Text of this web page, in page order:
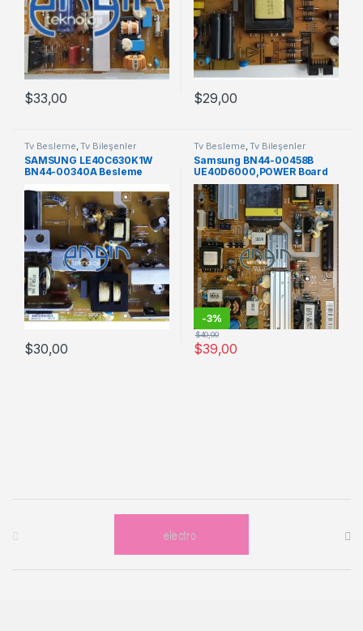
$33,00 $29,00
Tv Besleme ,Tv Bileşenler
SAMSUNG LE40C630K1W
BN44-00340A Besleme
$30,00
Tv Besleme ,Tv Bileşenler
Samsung BN44-00458B
UE40D6000,POWER Board
-3%
$39,00
$40,00
Brands Carousel